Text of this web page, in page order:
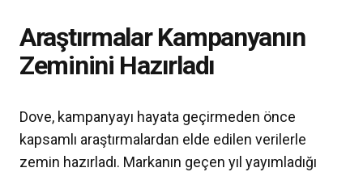
Araştırmalar Kampanyanın
Zeminini Hazırladı
Dove, kampanyayı hayata geçirmeden önce
kapsamlı araştırmalardan elde edilen verilerle
zemin hazırladı. Markanın geçen yıl yayımladığı